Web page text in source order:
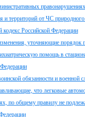
правонарушениях
и территорий от ЧС природного
Российской Федерации
уточняющие
помощь в
обязанности и военной
что легковые
по общему правилу не